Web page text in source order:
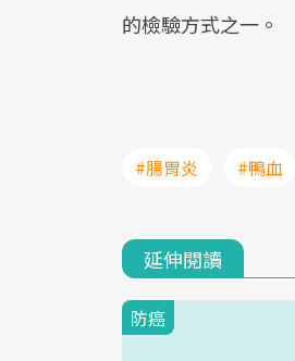
的檢驗方式之一。
#腸胃炎 #鴨血
延伸閱讀
防癌